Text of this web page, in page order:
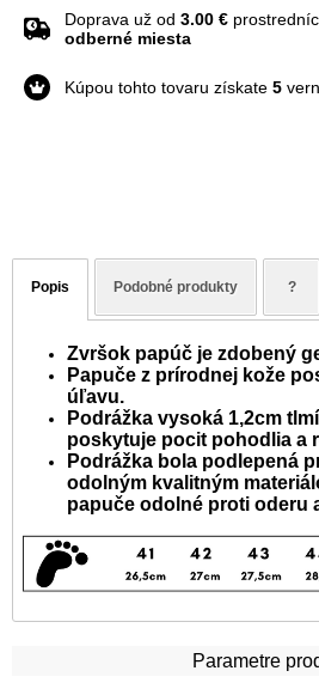
Doprava už od 3.00 €
odberné miesta
Kúpou tohto tovaru získate 5
Popis Podobné produkty ?
Zvršok papúč je zdobený
Papuče z prírodnej kože
úľavu.
Podrážka vysoká 1,2cm
poskytuje pocit pohodlia a
Podrážka bola podlepená
odolným kvalitným
papuče odolné proti oderu
Parametre